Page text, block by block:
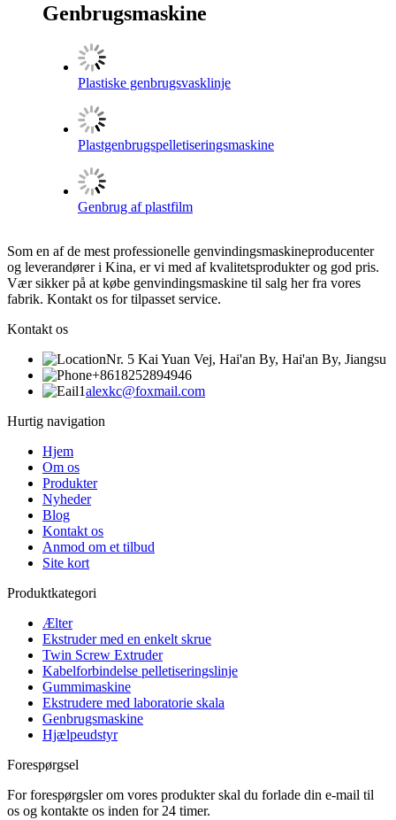
Genbrugsmaskine
Plastiske genbrugsvasklinje
Plastgenbrugspelletiseringsmaskine
Genbrug af plastfilm
Som en af ​​de mest professionelle genvindingsmaskineproducenter
og leverandører i Kina, er vi med af kvalitetsprodukter og god pris.
Vær sikker på at købe genvindingsmaskine til salg her fra vores
fabrik. Kontakt os for tilpasset service.
Kontakt os
Nr. 5 Kai Yuan Vej, Hai'an By, Hai'an By, Jiangsu
+8618252894946
alexkc@foxmail.com
Hurtig navigation
Hjem
Om os
Produkter
Nyheder
Blog
Kontakt os
Anmod om et tilbud
Site kort
Produktkategori
Ælter
Ekstruder med en enkelt skrue
Twin Screw Extruder
Kabelforbindelse pelletiseringslinje
Gummimaskine
Ekstrudere med laboratorie skala
Genbrugsmaskine
Hjælpeudstyr
Forespørgsel
For forespørgsler om vores produkter skal du forlade din e-mail til
os og kontakte os inden for 24 timer.